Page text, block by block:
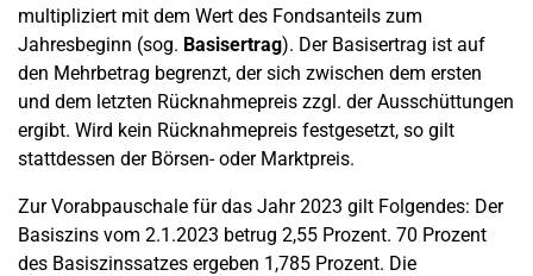
multipliziert mit dem Wert des Fondsanteils zum
Jahresbeginn (sog. Basisertrag). Der Basisertrag ist auf
den Mehrbetrag begrenzt, der sich zwischen dem ersten
und dem letzten Rücknahmepreis zzgl. der Ausschüttungen
ergibt. Wird kein Rücknahmepreis festgesetzt, so gilt
stattdessen der Börsen- oder Marktpreis.
Zur Vorabpauschale für das Jahr 2023 gilt Folgendes: Der
Basiszins vom 2.1.2023 betrug 2,55 Prozent. 70 Prozent
des Basiszinssatzes ergeben 1,785 Prozent. Die